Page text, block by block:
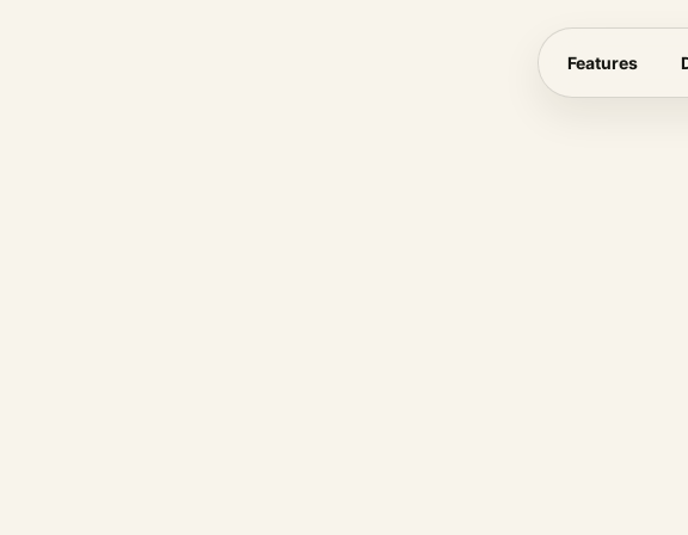
Features